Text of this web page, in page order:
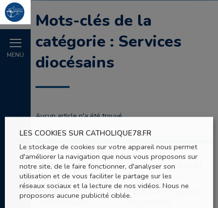
MENU
Mots-clés de la
catégorie : Services
diocésains
Aucun article n'a été trouvé.
Contact
Mentions légales et
CGU
Politique de
confidentialité
Politique de gestion
LES COOKIES SUR CATHOLIQUE78.FR
Le stockage de cookies sur votre appareil nous permet
d'améliorer la navigation que nous vous proposons sur
notre site, de le faire fonctionner, d'analyser son
utilisation et de vous faciliter le partage sur les
réseaux sociaux et la lecture de nos vidéos. Nous ne
proposons aucune publicité ciblée.